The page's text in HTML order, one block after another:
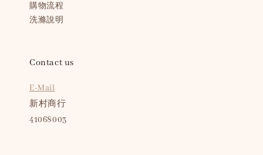
購物流程
洗滌說明
Contact us
E-Mail
新村商行
41068003